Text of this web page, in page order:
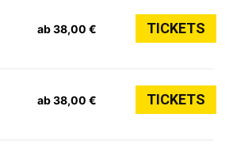
ab 38,00 € TICKETS
ab 38,00 € TICKETS